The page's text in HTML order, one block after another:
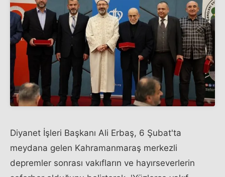
Diyanet İşleri Başkanı Ali Erbaş, 6 Şubat'ta
meydana gelen Kahramanmaraş merkezli
depremler sonrası vakıfların ve hayırseverlerin